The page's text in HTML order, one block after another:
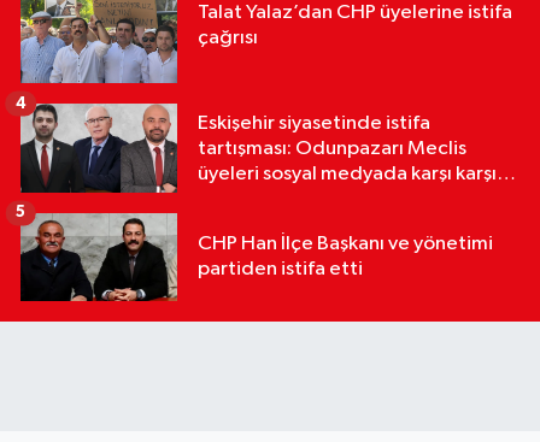
Talat Yalaz’dan CHP üyelerine istifa
çağrısı
Eskişehir siyasetinde istifa
tartışması: Odunpazarı Meclis
üyeleri sosyal medyada karşı karşıya
4
CHP Han İlçe Başkanı ve yönetimi
partiden istifa etti
5